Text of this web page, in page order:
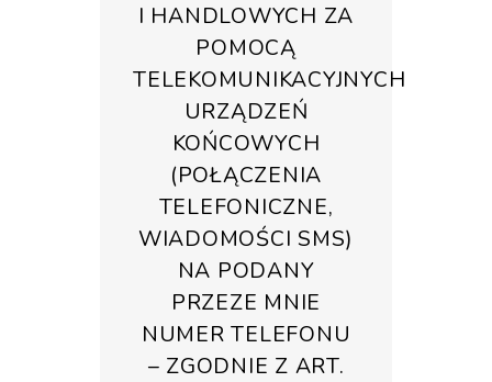
I HANDLOWYCH ZA
POMOCĄ
TELEKOMUNIKACYJNYCH
URZĄDZEŃ
KOŃCOWYCH
(POŁĄCZENIA
TELEFONICZNE,
WIADOMOŚCI SMS)
NA PODANY
PRZEZE MNIE
NUMER TELEFONU
– ZGODNIE Z ART.